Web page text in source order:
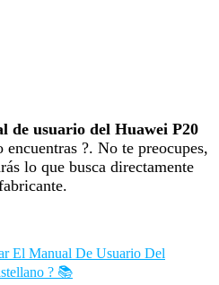
de usuario del Huawei P20
encuentras ?. No te preocupes,
lo que busca directamente
El Manual De Usuario Del
? 📚